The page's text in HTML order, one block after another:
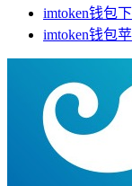
imtoken钱包
imtoken钱包